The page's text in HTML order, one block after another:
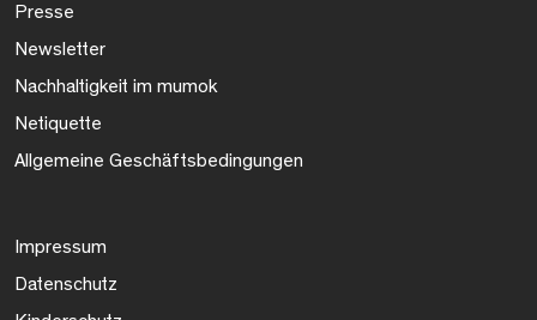
Presse
Newsletter
Nachhaltigkeit im mumok
Netiquette
Allgemeine Geschäftsbedingungen
Impressum
Datenschutz